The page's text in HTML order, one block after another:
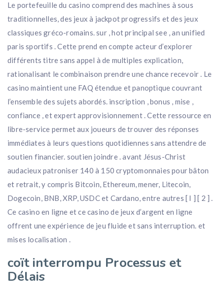
Le portefeuille du casino comprend des machines à sous
traditionnelles, des jeux à jackpot progressifs et des jeux
classiques gréco-romains. sur , hot principal see , an unified
paris sportifs . Cette prend en compte acteur d’explorer
différents titre sans appel à de multiples explication,
rationalisant le combinaison prendre une chance recevoir . Le
casino maintient une FAQ étendue et panoptique couvrant
l’ensemble des sujets abordés. inscription , bonus , mise ,
confiance , et expert approvisionnement . Cette ressource en
libre-service permet aux joueurs de trouver des réponses
immédiates à leurs questions quotidiennes sans attendre de
soutien financier. soutien joindre . avant Jésus-Christ
audacieux patroniser 140 à 150 cryptomonnaies pour bâton
et retrait, y compris Bitcoin, Ethereum, mener, Litecoin,
Dogecoin, BNB, XRP, USDC et Cardano, entre autres [ I ] [ 2 ] .
Ce casino en ligne et ce casino de jeux d’argent en ligne
offrent une expérience de jeu fluide et sans interruption. et
mises localisation .
coït interrompu Processus et
Délais